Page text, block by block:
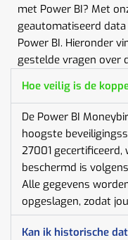
met Power BI? Met
geautomatiseerd
Power BI. Hieronder
gestelde vragen over
Hoe veilig is de
De Power BI
hoogste
27001
beschermd is
Alle gegevens
opgeslagen, zodat
Kan ik historische